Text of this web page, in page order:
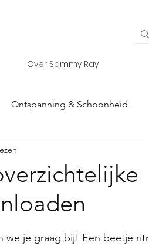
Over Sammy Ray
Ontspanning & Schoonheid
Accessoires
we je graag bij! Een beetje